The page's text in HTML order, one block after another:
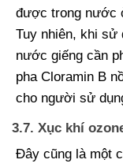
được trong nước
Tuy nhiên, khi sử
nước giếng cần
pha Cloramin B
cho người sử
3.7. Xục khí
Đây cũng là một